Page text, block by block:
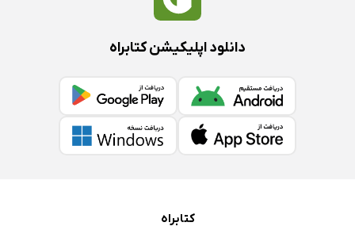
دانلود اپلیکیشن کتابراه
کتابراه